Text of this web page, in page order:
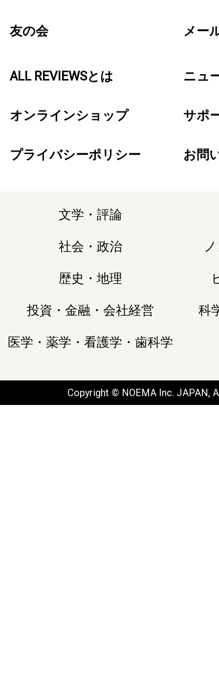
友の会 メー
ALL REVIEWSとは ニュ
オンラインショップ サポ
プライバシーポリシー お問
文学・評論
社会・政治
歴史・地理
投資・金融・会社経営 科
医学・薬学・看護学・歯科学
Copyright © NOEMA Inc. JAPAN,